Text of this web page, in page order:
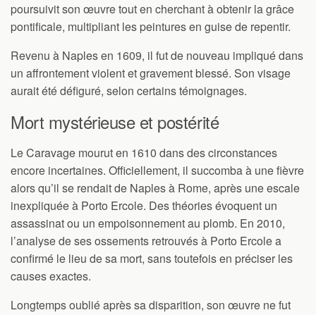
poursuivit son œuvre tout en cherchant à obtenir la grâce
pontificale, multipliant les peintures en guise de repentir.
Revenu à Naples en 1609, il fut de nouveau impliqué dans
un affrontement violent et gravement blessé. Son visage
aurait été défiguré, selon certains témoignages.
Mort mystérieuse et postérité
Le Caravage mourut en 1610 dans des circonstances
encore incertaines. Officiellement, il succomba à une fièvre
alors qu’il se rendait de Naples à Rome, après une escale
inexpliquée à Porto Ercole. Des théories évoquent un
assassinat ou un empoisonnement au plomb. En 2010,
l’analyse de ses ossements retrouvés à Porto Ercole a
confirmé le lieu de sa mort, sans toutefois en préciser les
causes exactes.
Longtemps oublié après sa disparition, son œuvre ne fut